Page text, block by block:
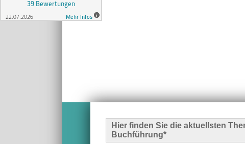
Hier finden Sie die aktuellsten
Buchführung*